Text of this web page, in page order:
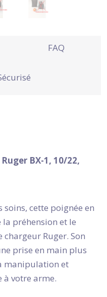
FAQ
BX-1, 10/22,
cette poignée en
préhension et le
Ruger. Son
prise en main plus
manipulation et
votre arme.